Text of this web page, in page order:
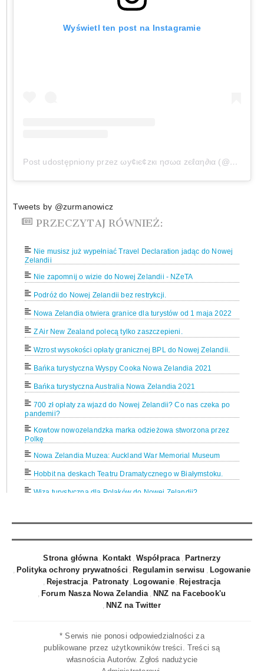
Wyświetl ten post na Instagramie
Post udostępniony przez ωу¢ιє¢zкι ησωα zєℓαη∂ια (@wycieczkinowazelandia)
Tweets by @zurmanowicz
PRZECZYTAJ RÓWNIEŻ:
Nie musisz już wypełniać Travel Declaration jadąc do Nowej
Zelandii
Nie zapomnij o wizie do Nowej Zelandii - NZeTA
Podróż do Nowej Zelandii bez restrykcji.
Nowa Zelandia otwiera granice dla turystów od 1 maja 2022
Z Air New Zealand polecą tylko zaszczepieni.
Wzrost wysokości opłaty granicznej BPL do Nowej Zelandii.
Bańka turystyczna Wyspy Cooka Nowa Zelandia 2021
Bańka turystyczna Australia Nowa Zelandia 2021
700 zł opłaty za wjazd do Nowej Zelandii? Co nas czeka po
pandemii?
Kowtow nowozelandzka marka odzieżowa stworzona przez
Polkę
Nowa Zelandia Muzea: Auckland War Memorial Museum
Hobbit na deskach Teatru Dramatycznego w Białymstoku.
Wiza turystyczna dla Polaków do Nowej Zelandii?
Routeburn Track - niezapomniane 33 kilometry
Zatoka Tasmana najsłoneczniejsza w Nowej Zelandii w 2016
Wycieczka Nowa Zelandia i Fiji. Dogodne połączenie lotnicze.
Bezpośredni przelot do Auckland w Nowej Zelandii z Dubaju
Qatar Airways bezpośrednio do Auckland w niespełna 19
Nowa Zelandia - Rotorua dodatkowe atrakcje.
Strona główna Kontakt Współpraca
Partnerzy
Polityka ochrony prywatności
Regulamin serwisu
Logowanie
Rejestracja
Patronaty Logowanie
Rejestracja
Forum Nasza Nowa Zelandia
NNZ na Facebook'u
NNZ na Twitter
* Serwis nie ponosi odpowiedzialności za
publikowane przez użytkowników treści. Treści są
własnościa Autorów. Zgłoś nadużycie